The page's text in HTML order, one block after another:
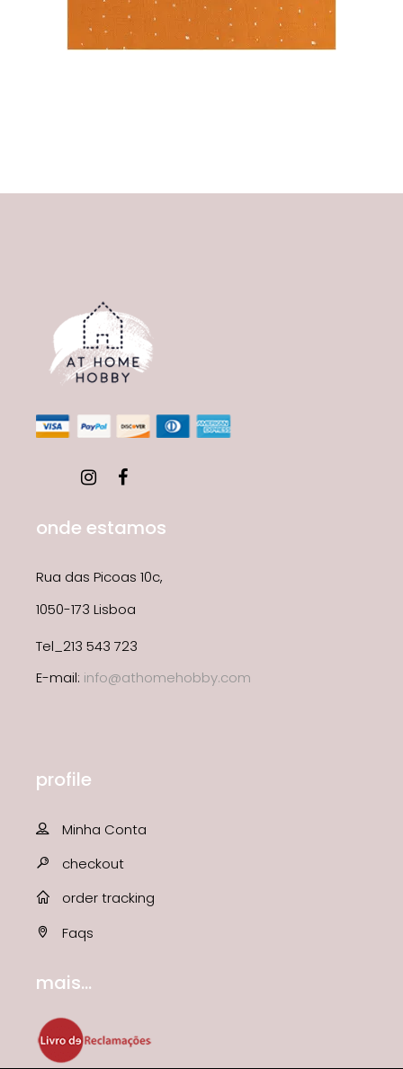
onde estamos
Rua das Picoas 10c,
1050-173 Lisboa
Tel_213 543 723
E-mail: info@athomehobby.com
profile
Minha Conta
checkout
order tracking
Faqs
mais...